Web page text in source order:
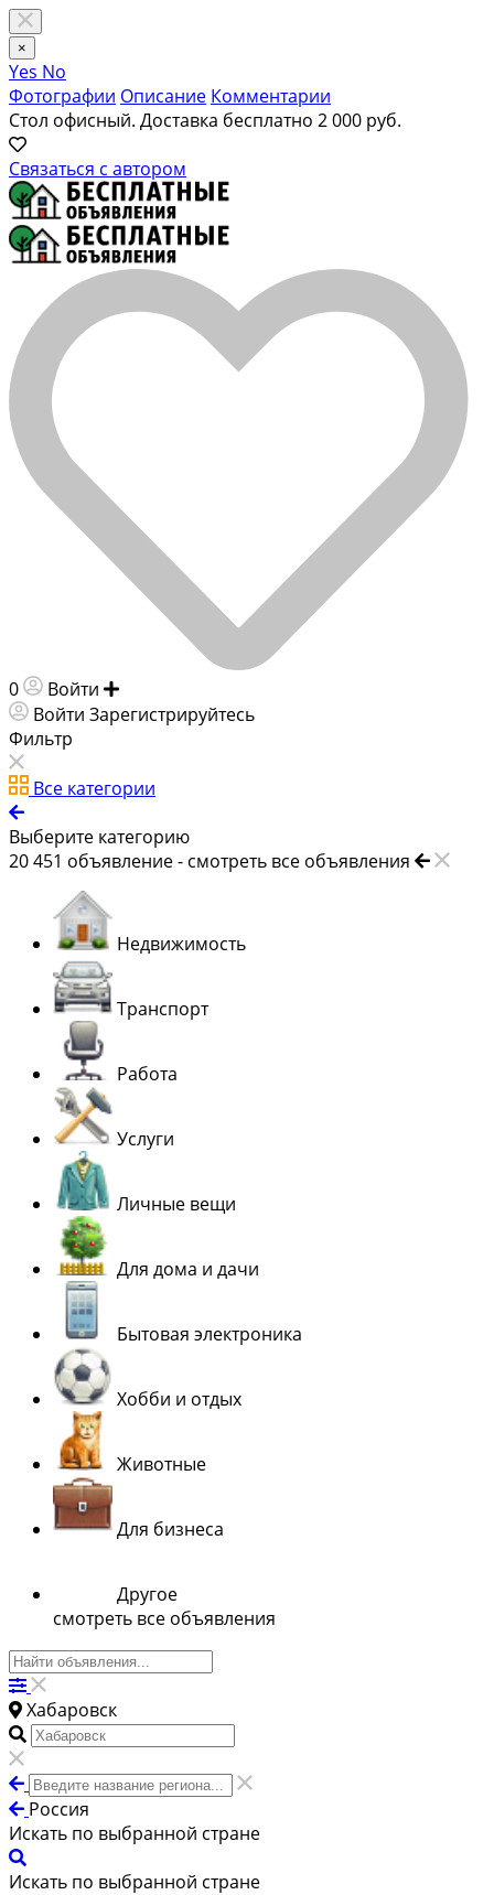
×
Yes No
Фотографии Описание Комментарии
Стол офисный. Доставка бесплатно 2 000 руб.
Связаться с автором
0 Войти
Войти Зарегистрируйтесь
Фильтр
Все категории
Выберите категорию
20 451 объявление - смотреть все объявления
Недвижимость
Транспорт
Работа
Услуги
Личные вещи
Для дома и дачи
Бытовая электроника
Хобби и отдых
Животные
Для бизнеса
Другое
смотреть все объявления
Хабаровск
Россия
Искать по выбранной стране
Искать по выбранной стране